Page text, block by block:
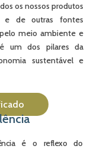
os nossos produtos
e de outras fontes
meio ambiente e
um dos pilares da
sustentável e
é o reflexo do